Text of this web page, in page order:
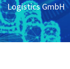
Logistics GmbH